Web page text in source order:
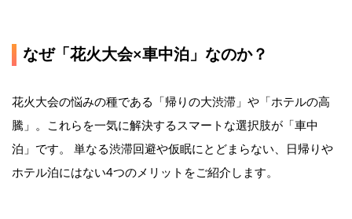
なぜ「花火大会×車中泊」なのか？
花火大会の悩みの種である「帰りの大渋滞」や「ホテルの高
騰」。これらを一気に解決するスマートな選択肢が「車中
泊」です。 単なる渋滞回避や仮眠にとどまらない、日帰りや
ホテル泊にはない4つのメリットをご紹介します。